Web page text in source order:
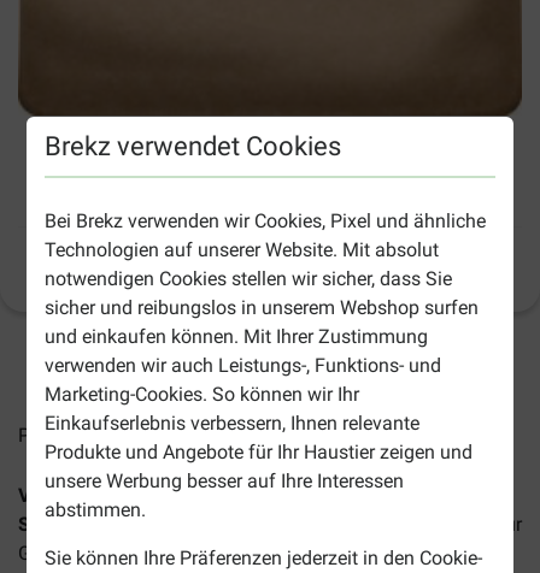
Brekz verwendet Cookies
Bei Brekz verwenden wir Cookies, Pixel und ähnliche
Technologien auf unserer Website. Mit absolut
notwendigen Cookies stellen wir sicher, dass Sie
sicher und reibungslos in unserem Webshop surfen
und einkaufen können. Mit Ihrer Zustimmung
verwenden wir auch Leistungs-, Funktions- und
Marketing-Cookies. So können wir Ihr
Einkaufserlebnis verbessern, Ihnen relevante
Produkte und Angebote für Ihr Haustier zeigen und
unsere Werbung besser auf Ihre Interessen
abstimmen.
Sie können Ihre Präferenzen jederzeit in den Cookie-
Versele-Laga Menu Nature Allround Mix /
32 Produktinformation
2-5 Arbeitstage, sofern nicht anders angegeben
Preise inkl. MwSt zzgl.Versandkosten
Versele Laga Menu Nature Allround Mix / Wild Bird Feed
Streufutter für Gartenvögel
ist ein preisgünstiges Futter für
Gartenvögel. Die Vorteile dieser Streumischung: